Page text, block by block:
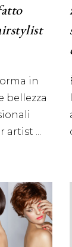
in
bellezza
artist